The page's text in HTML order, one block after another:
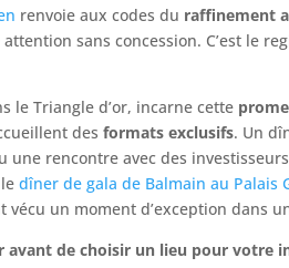
renvoie aux codes du raffinement
sans concession. C’est le
le Triangle d’or, incarne cette
des formats exclusifs. Un
une rencontre avec des
ledîner de gala de Balmain au Palais
vécu un moment d’exception dans
avant de choisir un lieu pour votre